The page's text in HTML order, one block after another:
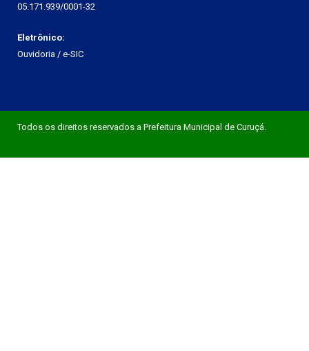
05.171.939/0001-32
Eletrônico:
Ouvidoria / e-SIC
Todos os direitos reservados a Prefeitura Municipal de Curuçá.